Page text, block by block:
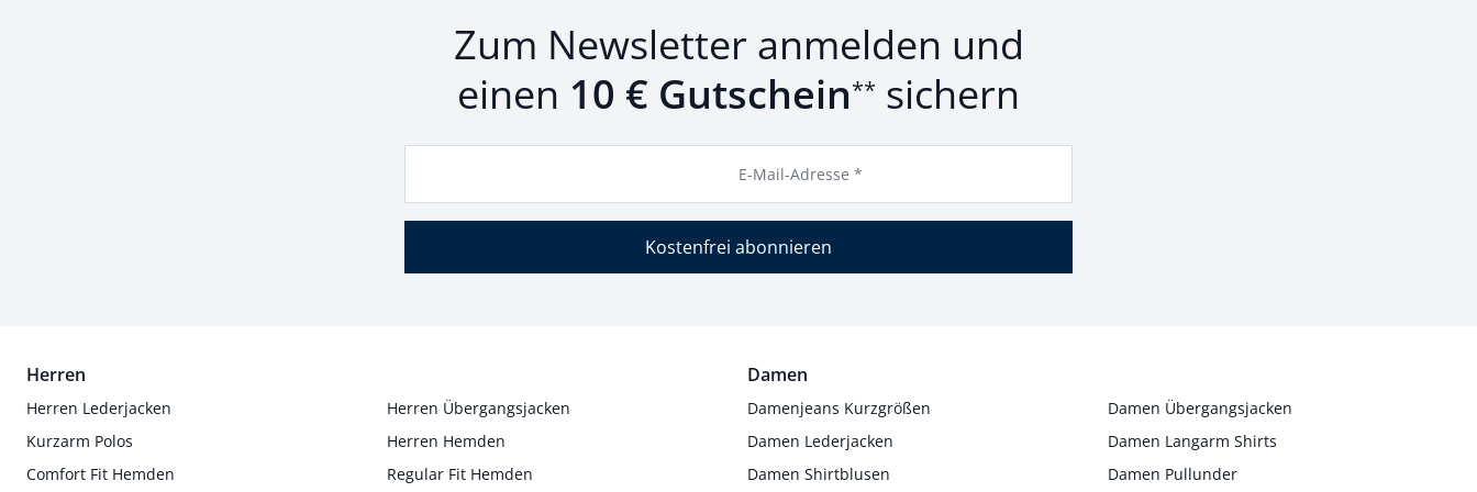
Zum Newsletter anmelden und
einen 10 € Gutschein** sichern
E-Mail-Adresse *
Kostenfrei abonnieren
Herren
Herren Lederjacken
Herren Übergangsjacken
Kurzarm Polos
Herren Hemden
Comfort Fit Hemden
Regular Fit Hemden
Damen
Damenjeans Kurzgrößen
Damen Übergangsjacken
Damen Lederjacken
Damen Langarm Shirts
Damen Shirtblusen
Damen Pullunder